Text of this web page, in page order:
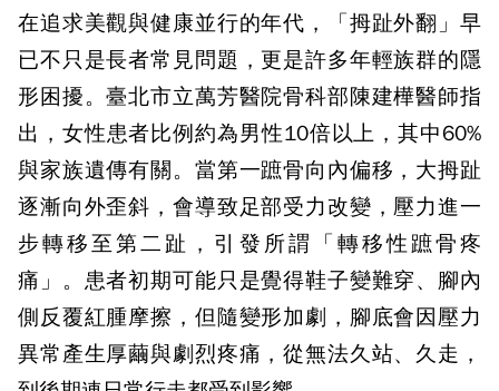
在追求美觀與健康並行的年代，「拇趾外翻」早
已不只是長者常見問題，更是許多年輕族群的隱
形困擾。臺北市立萬芳醫院骨科部陳建樺醫師指
出，女性患者比例約為男性10倍以上，其中60%
與家族遺傳有關。當第一蹠骨向內偏移，大拇趾
逐漸向外歪斜，會導致足部受力改變，壓力進一
步轉移至第二趾，引發所謂「轉移性蹠骨疼
痛」。患者初期可能只是覺得鞋子變難穿、腳內
側反覆紅腫摩擦，但隨變形加劇，腳底會因壓力
異常產生厚繭與劇烈疼痛，從無法久站、久走，